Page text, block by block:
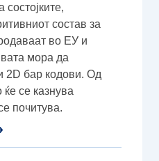
состав за
во ЕУ и
мора да
2D бар кодови. Од
ќе се казнува
почитува.